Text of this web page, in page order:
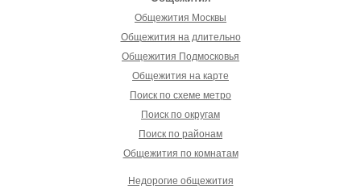
Общежития Москвы
Общежития на длительно
Общежития Подмосковья
Общежития на карте
Поиск по схеме метро
Поиск по округам
Поиск по районам
Общежития по комнатам
Недорогие общежития